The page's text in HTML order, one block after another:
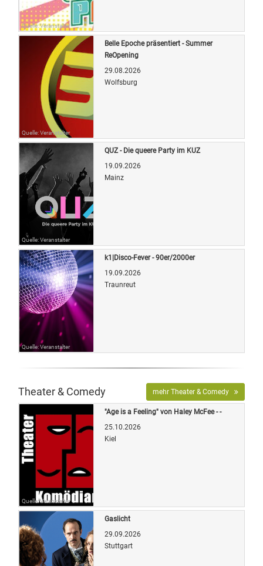
Quelle: Veranstalter
Quelle: Veranstalter
Belle Epoche präsentiert - Summer
ReOpening
29.08.2026
Wolfsburg
Quelle: Veranstalter
QUZ - Die queere Party im KUZ
19.09.2026
Mainz
Quelle: Veranstalter
k1|Disco-Fever - 90er/2000er
19.09.2026
Traunreut
Theater & Comedy mehr Theater & Comedy
Quelle: Veranstalter
"Age is a Feeling" von Haley McFee - -
25.10.2026
Kiel
Gaslicht
29.09.2026
Stuttgart